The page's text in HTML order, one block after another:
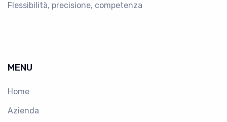
Flessibilità, precisione, competenza
MENU
Home
Azienda